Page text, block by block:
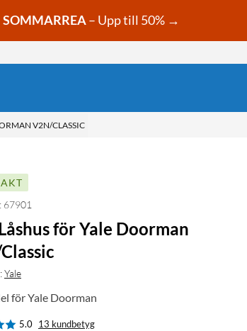
SOMMARREA– Upp till 50% →
V2N/CLASSIC
67901
för Yale Doorman
Yale
för Yale Doorman
5.0 13 kundbetyg